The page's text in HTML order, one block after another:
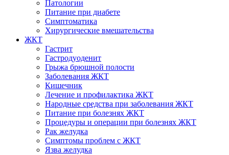
Патологии
Питание при диабете
Симптоматика
Хирургические вмешательства
ЖКТ
Гастрит
Гастродуоденит
Грыжа брюшной полости
Заболевания ЖКТ
Кишечник
Лечение и профилактика ЖКТ
Народные средства при заболевания ЖКТ
Питание при болезнях ЖКТ
Процедуры и операции при болезнях ЖКТ
Рак желудка
Симптомы проблем с ЖКТ
Язва желудка